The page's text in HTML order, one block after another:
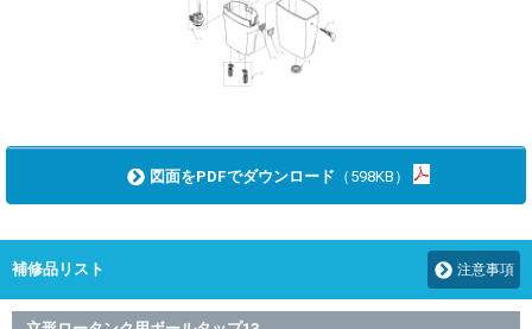
図面をPDFでダウンロード （598KB）
補修品リスト 注意事項